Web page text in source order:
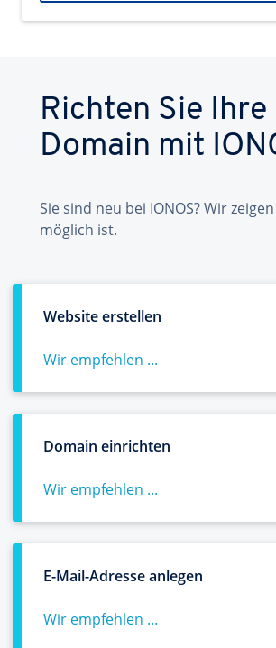
Richten Sie Ihre
Domain mit
Sie sind neu bei IONOS? Wir
möglich ist.
Website erstellen
Wir empfehlen ...
Domain einrichten
Wir empfehlen ...
E-Mail-Adresse anlegen
Wir empfehlen ...